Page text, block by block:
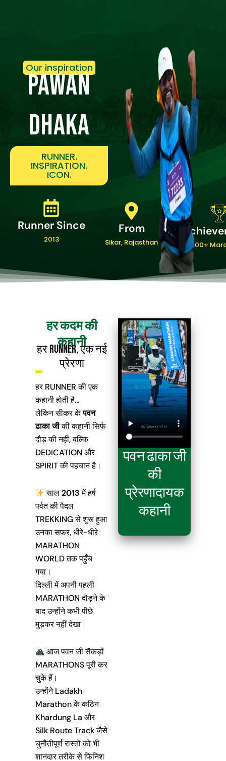
Our inspiration
Pawan
dhaka
RUNNER.
INSPIRATION.
ICON.
Runner Since
2013
From
Sikar, Rajasthan 100+
हर कदम की
कहानी
हर runner, एक नई
प्रेरणा
हर RUNNER की एक
कहानी होती है…
लेकिन सीकर केपवन
ढाका जीकी कहानी सिर्फ
दौड़ की नहीं, बल्कि
DEDICATION और
SPIRIT की पहचान है।
साल2013में हर्ष
पर्वत की पैदल
TREKKINGसे शुरू हुआ
उनका सफर, धीरे-धीरे
MARATHON
WORLDतक पहुँच
गया।
दिल्ली में अपनी पहली
MARATHONदौड़ने के
बाद उन्होंने कभी पीछे
मुड़कर नहीं देखा।
आज पवन जी सैकड़ों
MARATHONS पूरी कर
चुके हैं।
उन्होंने Ladakh
Marathon के कठिन
Khardung La और
Silk Route Track जैसे
चुनौतीपूर्ण रास्तों को भी
शानदार तरीके से फिनिश
पवन ढाका जी
की
प्रेरणादायक
कहानी